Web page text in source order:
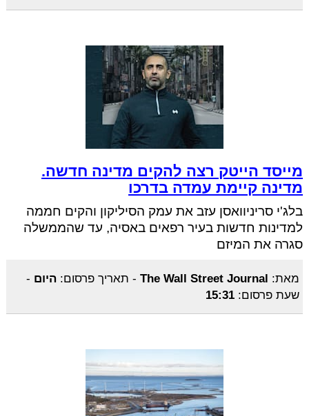
מייסד הייטק רצה להקים מדינה חדשה.
מדינה קיימת עמדה בדרכו
בלג'י סריניוואסן עזב את עמק הסיליקון והקים חממה
למדינות חדשות בעיר רפאים באסיה, עד שהממשלה
סגרה את המיזם
מאת: The Wall Street Journal
- תאריך פרסום: היום -
שעת פרסום: 15:31